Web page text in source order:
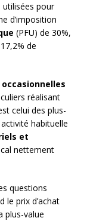
pour
d’imposition
(PFU) de 30%,
de
réalisant
celui des plus-
habituelle
et
nettement
questions
le prix d’achat
plus-value